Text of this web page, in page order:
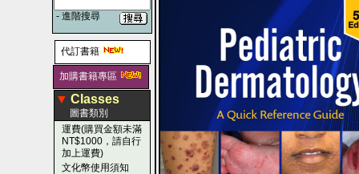
- 進階搜尋
代訂書籍
加購書籍專區
▼ Classes
圖書類別
運費(購買金額未滿
NT$1000，請自行
加上運費)
文化幣使用須知